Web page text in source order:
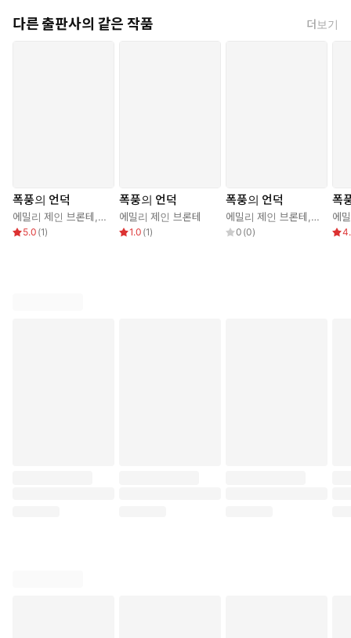
다른 출판사의 같은 작품 더보기
폭풍의 언덕
에밀리 제인 브론테 전승희
5.0 (1)
폭풍의 언덕
에밀리 제인 브론테
1.0 (1)
폭풍의 언덕
에밀리 제인 브론테 황윤영
0 (0)
폭
에